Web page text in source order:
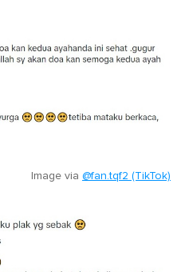
Image via @fan.tqf2 (TikTok)